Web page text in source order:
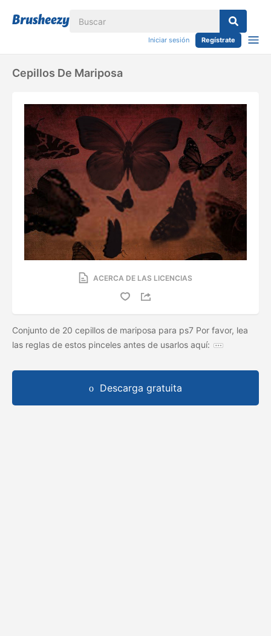
Iniciar sesión Regístrate
Cepillos De Mariposa
ACERCA DE LAS LICENCIAS
Conjunto de 20 cepillos de mariposa para ps7 Por favor, lea
las reglas de estos pinceles antes de usarlos aquí:
Descarga gratuita